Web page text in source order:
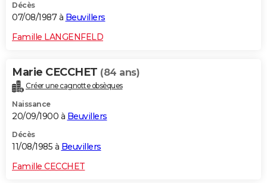
Décès
07/08/1987 à Beuvillers
Famille LANGENFELD
Marie CECCHET (84 ans)
Créer une cagnotte obsèques
Naissance
20/09/1900 à Beuvillers
Décès
11/08/1985 à Beuvillers
Famille CECCHET